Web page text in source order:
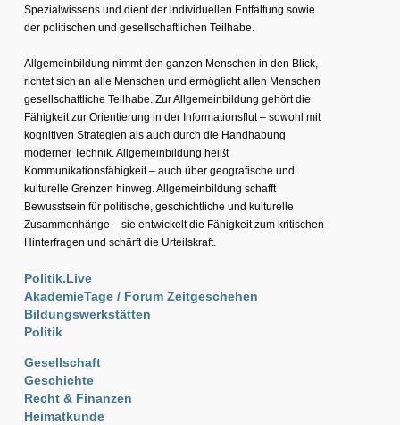
Spezialwissens und dient der individuellen Entfaltung sowie
der politischen und gesellschaftlichen Teilhabe.
Allgemeinbildung nimmt den ganzen Menschen in den Blick,
richtet sich an alle Menschen und ermöglicht allen Menschen
gesellschaftliche Teilhabe. Zur Allgemeinbildung gehört die
Fähigkeit zur Orientierung in der Informationsflut – sowohl mit
kognitiven Strategien als auch durch die Handhabung
moderner Technik. Allgemeinbildung heißt
Kommunikationsfähigkeit – auch über geografische und
kulturelle Grenzen hinweg. Allgemeinbildung schafft
Bewusstsein für politische, geschichtliche und kulturelle
Zusammenhänge – sie entwickelt die Fähigkeit zum kritischen
Hinterfragen und schärft die Urteilskraft.
Politik.Live
AkademieTage / Forum Zeitgeschehen
Bildungswerkstätten
Politik
Gesellschaft
Geschichte
Recht & Finanzen
Heimatkunde